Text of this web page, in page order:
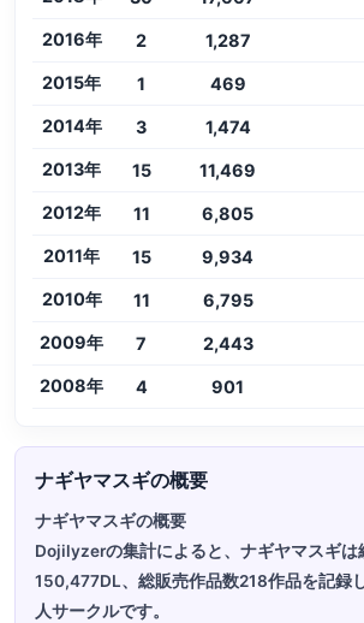
2016年 2 1,287
2015年 1 469
2014年 3 1,474
2013年 15 11,469
2012年 11 6,805
2011年 15 9,934
2010年 11 6,795
2009年 7 2,443
2008年 4 901
ナギヤマスギの概要
ナギヤマスギの概要
Dojilyzerの集計によると、ナギヤマスギは
150,477DL、総販売作品数218作品を記録
人サークルです。